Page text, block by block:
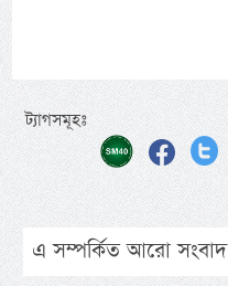
ট্যাগসমূহঃ
এ সম্পর্কিত আরো সংবাদ